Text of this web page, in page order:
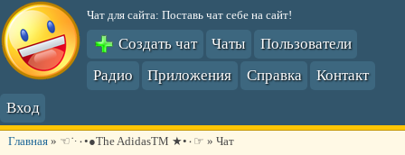
Чат для сайта: Поставь чат себе на сайт!
Создать чат Чаты
Пользователи
Радио
Приложения Справка
Контакт
Вход
Главная» ☜˙·٠•●The AdidasTM ★•٠☞ » Чат